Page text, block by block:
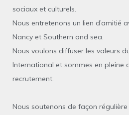
sociaux et culturels.
Nous entretenons un lien d’amitié
Nancy et Southern and sea.
Nous voulons diffuser les valeurs
International et sommes en pleine
recrutement.
Nous soutenons de façon